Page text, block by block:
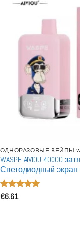
ОДНОРАЗОВЫЕ ВЕЙПЫ
WASPE AIVIOU 40000
Светодиодный экран
Заряжаемые
Оценка
€6.61